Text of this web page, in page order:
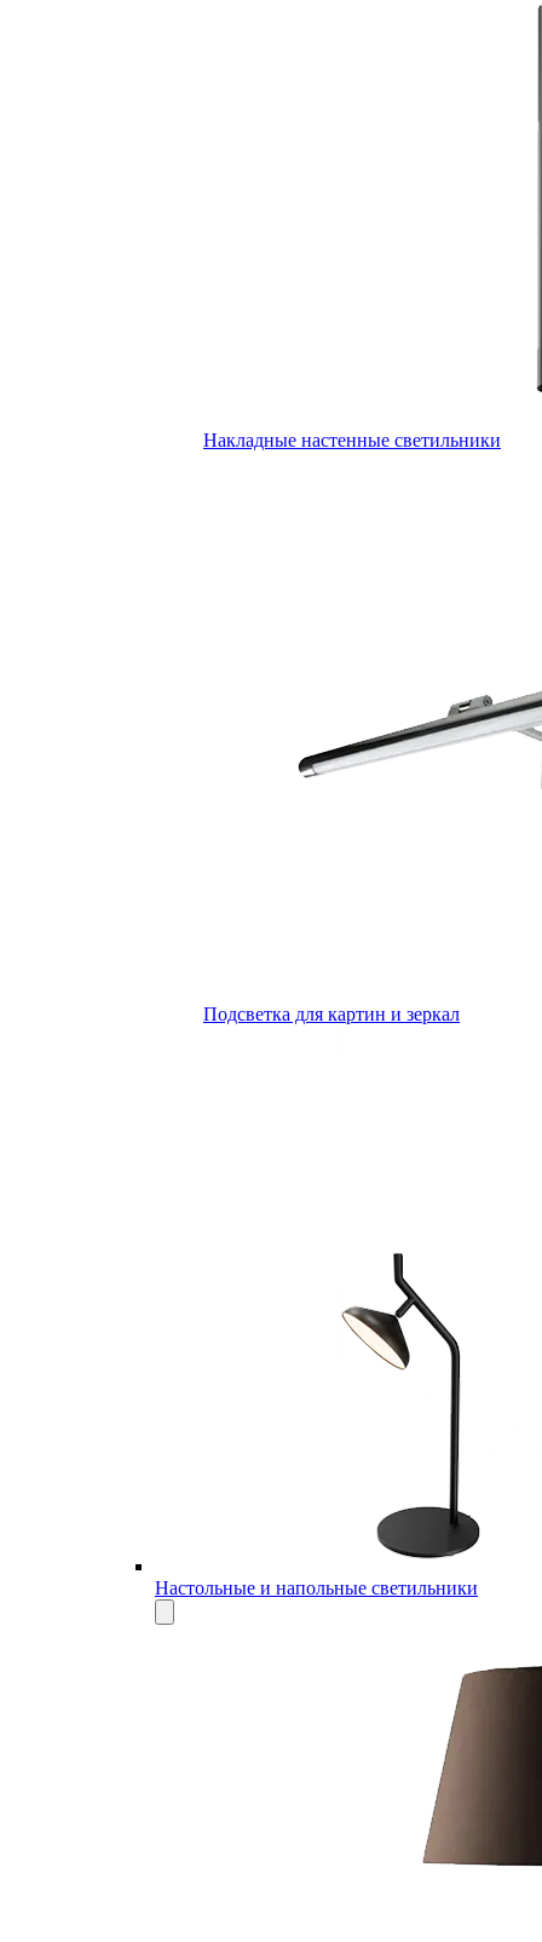
Накладные настенные светильники
Подсветка для картин и зеркал
Настольные и напольные светильники